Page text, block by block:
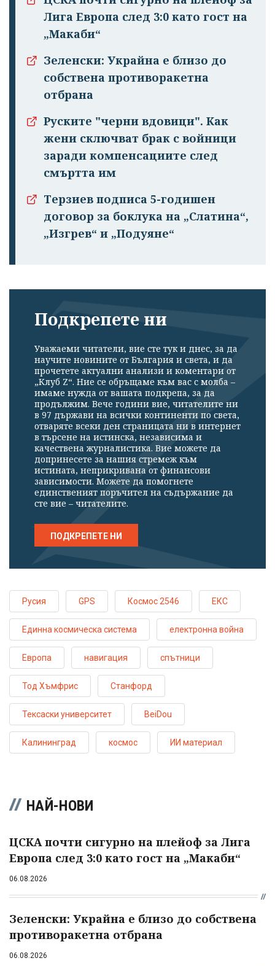
Лига Европа след 3:0 като гост на
„Макаби“
Зеленски: Украйна е близо до
собствена противоракетна
отбрана
Руските "черни вдовици". Как
жени сключват брак с войници
заради компенсациите след
смъртта им
Терзиев подписа 5-годишен
договор за боклука на „Слатина“,
„Изгрев“ и „Подуяне“
Подкрепете ни
Уважаеми читатели, вие сте тук и днес, за да
научите новините от България и света, и да
прочетете актуални анализи и коментари от
„Клуб Z“. Ние се обръщаме към вас с молба –
имаме нужда от вашата подкрепа, за да
продължим. Вече години вие, читателите ни
в 97 държави на всички континенти по света,
отваряте всеки ден страницата ни в интернет
в търсене на истинска, независима и
качествена журналистика. Вие можете да
допринесете за нашия стремеж към
истината, неприкривана от финансови
зависимости. Можете да помогнете
единственият поръчител на съдържание да
сте вие – читателите.
ПОДКРЕПЕТЕ НИ
Русия GPS Космос 2546 ЕКС
Единна космическа система електронна война
Европа навигация спътници
Тод Хъмфрис Станфорд
Тексаски университет BeiDou
Калининград космос ИИ материал
НАЙ-НОВИ
ЦСКА почти сигурно на плейоф за Лига
Европа след 3:0 като гост на „Макаби“
06.08.2026
Зеленски: Украйна е близо до собствена
противоракетна отбрана
06.08.2026